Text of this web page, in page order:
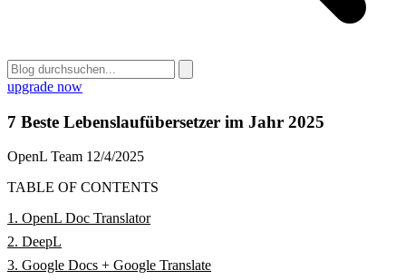
upgrade now
7 Beste Lebenslaufübersetzer im Jahr 2025
OpenL Team 12/4/2025
TABLE OF CONTENTS
1. OpenL Doc Translator
2. DeepL
3. Google Docs + Google Translate